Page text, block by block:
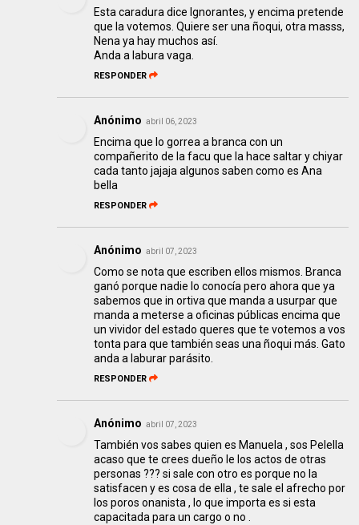
Esta caradura dice Ignorantes, y encima pretende
que la votemos. Quiere ser una ñoqui, otra masss,
Nena ya hay muchos así.
Anda a labura vaga.
RESPONDER
Anónimo abril 06, 2023
Encima que lo gorrea a branca con un
compañerito de la facu que la hace saltar y chiyar
cada tanto jajaja algunos saben como es Ana
bella
RESPONDER
Anónimo abril 07, 2023
Como se nota que escriben ellos mismos. Branca
ganó porque nadie lo conocía pero ahora que ya
sabemos que in ortiva que manda a usurpar que
manda a meterse a oficinas públicas encima que
un vividor del estado queres que te votemos a vos
tonta para que también seas una ñoqui más. Gato
anda a laburar parásito.
RESPONDER
Anónimo abril 07, 2023
También vos sabes quien es Manuela , sos Pelella
acaso que te crees dueño le los actos de otras
personas ??? si sale con otro es porque no la
satisfacen y es cosa de ella , te sale el afrecho por
los poros onanista , lo que importa es si esta
capacitada para un cargo o no .